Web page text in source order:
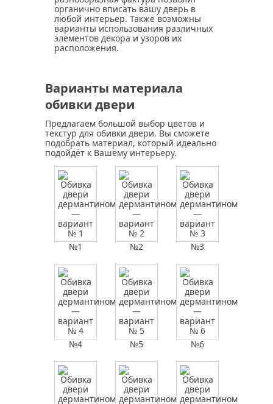
органично вписать вашу дверь в
любой интерьер. Также возможны
варианты использования различных
элементов декора и узоров их
расположения.
Варианты материала
обивки двери
Предлагаем большой выбор цветов и
текстур для обивки двери. Вы сможете
подобрать материал, который идеально
подойдёт к Вашему интерьеру.
№1 №2 №3
№4 №5 №6